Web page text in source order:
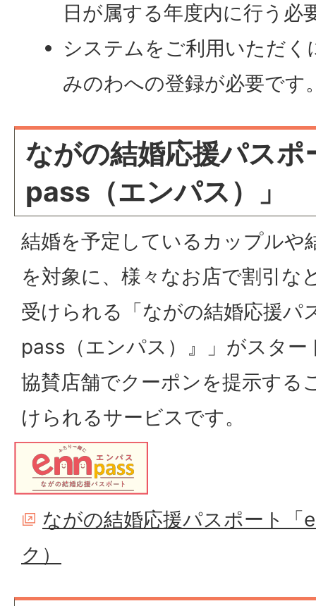
日が属する年度内に行う必
システムをご利用いただ
みのわへの登録が必要です
ながの結婚応援パス
pass（エンパス）」
結婚を予定しているカップルや
を対象に、様々なお店で割引な
受けられる「ながの結婚応援パ
pass（エンパス）』」がスター
協賛店舗でクーポンを提示する
けられるサービスです。
ながの結婚応援パスポート「
ク）